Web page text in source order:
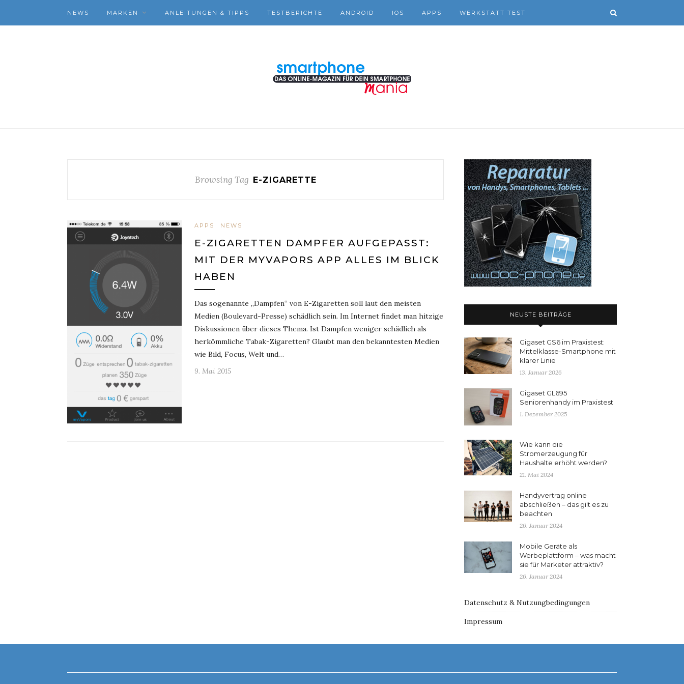
NEWS MARKEN ANLEITUNGEN & TIPPS TESTBERICHTE ANDROID IOS APPS WERKSTATT TEST
Browsing Tag E-ZIGARETTE
APPS NEWS
E-ZIGARETTEN DAMPFER AUFGEPASST:
MIT DER MYVAPORS APP ALLES IM BLICK
HABEN
Das sogenannte „Dampfen“ von E-Zigaretten soll laut den meisten
Medien (Boulevard-Presse) schädlich sein. Im Internet findet man hitzige
Diskussionen über dieses Thema. Ist Dampfen weniger schädlich als
herkömmliche Tabak-Zigaretten? Glaubt man den bekanntesten Medien
wie Bild, Focus, Welt und…
9. Mai 2015
NEUSTE BEITRÄGE
Gigaset GS6 im Praxistest:
Mittelklasse-Smartphone mit
klarer Linie
13. Januar 2026
Gigaset GL695
Seniorenhandy im Praxistest
1. Dezember 2025
Wie kann die
Stromerzeugung für
Haushalte erhöht werden?
21. Mai 2024
Handyvertrag online
abschließen – das gilt es zu
beachten
26. Januar 2024
Mobile Geräte als
Werbeplattform – was macht
sie für Marketer attraktiv?
26. Januar 2024
Datenschutz & Nutzungbedingungen
Impressum